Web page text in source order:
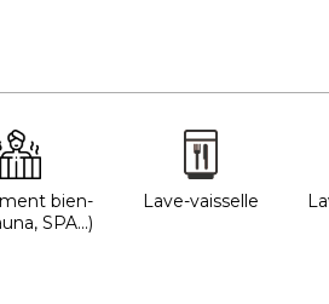
bien-
SPA...)
Lave-vaisselle